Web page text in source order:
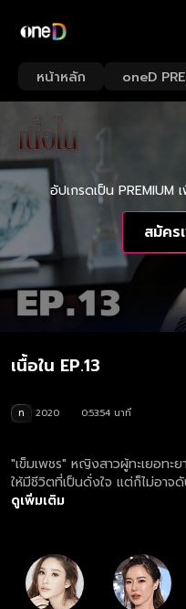
หน้าหลัก oneD
อัปเกรดเป็น
สมัค
เนื้อใน EP.13
ท 2020
0:53:54 นาที
"เข็มเพชร" หญิงสาวผู้ทะเยอทะ
ให้มีชีวิตที่เป็นดั่งใจ แต่ก็ไม่อา
เคยสร้างปมอันดำมืด จึงเกิดเป็
ดูเพิ่มเติม